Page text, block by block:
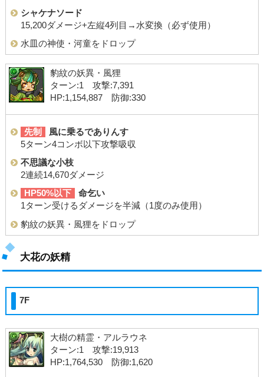
シャケナソード
15,200ダメージ+左縦4列目→水変換（必ず使用）
水皿の神使・河童をドロップ
豹紋の妖異・風狸
ターン:1 攻撃:7,391
HP:1,154,887 防御:330
先制
風に乗るでありんす
5ターン4コンボ以下攻撃吸収
不思議な小枝
2連続14,670ダメージ
HP50%以下
命乞い
1ターン受けるダメージを半減（1度のみ使用）
豹紋の妖異・風狸をドロップ
大花の妖精
7F
大樹の精霊・アルラウネ
ターン:1 攻撃:19,913
HP:1,764,530 防御:1,620